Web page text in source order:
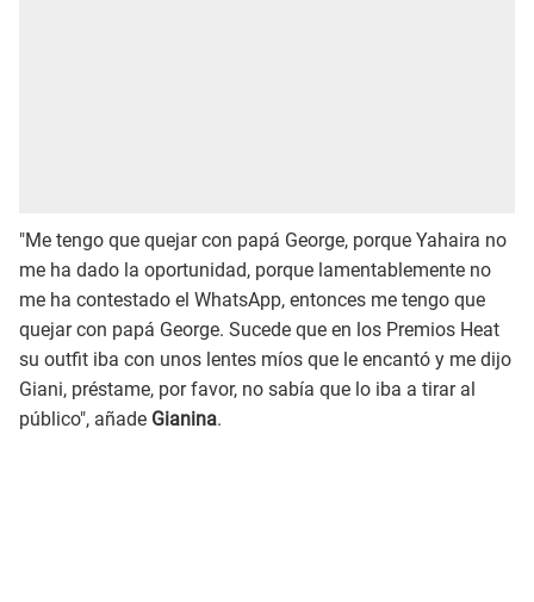
"Me tengo que quejar con papá George, porque Yahaira no
me ha dado la oportunidad, porque lamentablemente no
me ha contestado el WhatsApp, entonces me tengo que
quejar con papá George. Sucede que en los Premios Heat
su outfit iba con unos lentes míos que le encantó y me dijo
Giani, préstame, por favor, no sabía que lo iba a tirar al
público", añade Gianina.